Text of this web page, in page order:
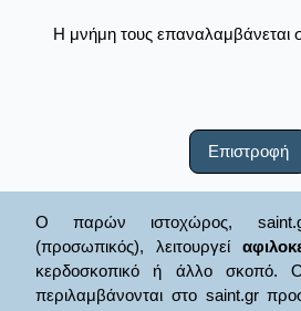
Η μνήμη τους επαναλαμβάνεται
Επιστροφή
Ο παρών ιστοχώρος,
(προσωπικός), λειτουργεί
κερδοσκοπικό ή άλλο σκοπό.
περιλαμβάνονται στο saint.gr